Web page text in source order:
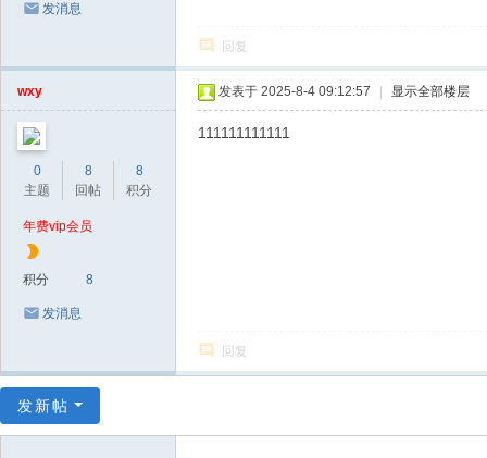
发消息
回复
wxy
0
主题
8
回帖
8
积分
年费vip会员
积分 8
发消息
发表于 2025-8-4 09:12:57 显示全部楼层
111111111111
回复
发新帖